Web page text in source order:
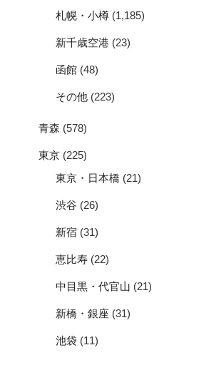
札幌・小樽 (1,185)
新千歳空港 (23)
函館 (48)
その他 (223)
青森 (578)
東京 (225)
東京・日本橋 (21)
渋谷 (26)
新宿 (31)
恵比寿 (22)
中目黒・代官山 (21)
新橋・銀座 (31)
池袋 (11)